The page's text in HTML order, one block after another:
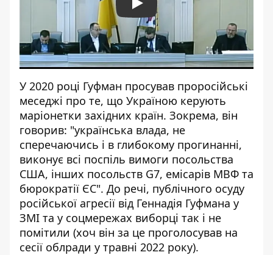
Play
У 2020 році Гуфман просував проросійські
меседжі про те, що Україною керують
маріонетки західних країн. Зокрема, він
говорив: "українська влада, не
сперечаючись і в глибокому прогинанні,
виконує всі поспіль вимоги посольства
США, інших посольств G7, емісарів МВФ та
бюрократії ЄС". До речі, публічного осуду
російської агресії від Геннадія Гуфмана у
ЗМІ та у соцмережах виборці так і не
помітили (хоч він за це проголосував на
сесії облради у травні 2022 року).